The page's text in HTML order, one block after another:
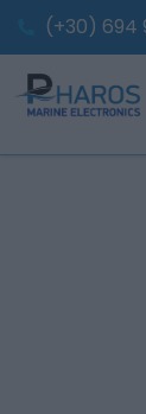
content
(+30) 694